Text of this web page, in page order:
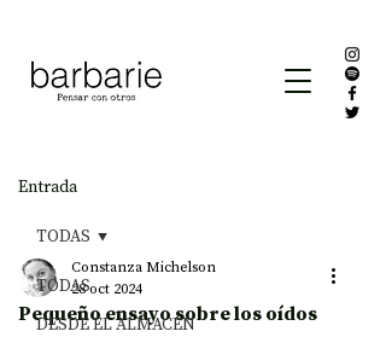
Entrada
TODAS
DESDE EL ALMACÉN
TODAS
Pequeño ensayo sobre los oídos
Constanza Michelson
28 oct 2024